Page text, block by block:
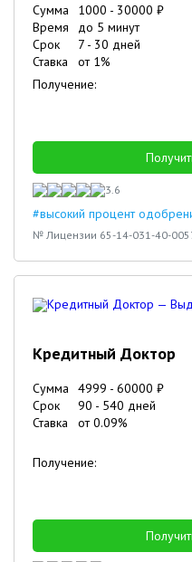
Сумма 1000 - 30000 ₽
Время
до 5 минут
Срок
7 - 30 дней
Ставка
от 1%
Получение:
3.6
#высокий процент
№ Лицензии 65-14-031-40-
Кредитный Доктор
Сумма 4999 - 60000 ₽
Срок
90 - 540 дней
Ставка
от0.09%
Получение: